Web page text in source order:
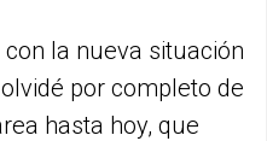
la nueva situación
por completo de
hasta hoy, que